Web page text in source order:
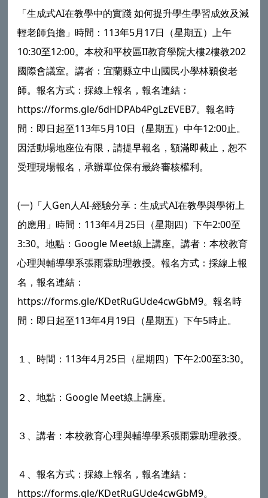
「生成式AI在教學中的實踐 如何提升學生學習成效及減
輕老師負擔」時間：113年5月17日（星期五）上午
10:30至12:00。本校和平校區II教育學院大樓2樓教202
國際會議室。講者：宜蘭縣立中山國民小學林穎俊老
師。報名方式：採線上報名，報名連結：
https://forms.gle/6dHDPAb4PgLzEVEB7。報名時
間：即日起至113年5月10日（星期五）中午12:00止。
因活動場地座位有限，請提早報名，額滿即截止，恕不
受理現場報名，承辦單位保有最終審核權利。
(一)「人Gen人AI-經驗分享：生成式AI在教學與學術上
的應用」時間：113年4月25日（星期四）下午2:00至
3:30。地點：Google Meet線上講座。講者：本校教育
心理與輔導學系張雨霖助理教授。報名方式：採線上報
名，報名連結：
https://forms.gle/KDetRuGUde4cwGbM9。報名時
間：即日起至113年4月19日（星期五）下午5時止。
１、時間：113年4月25日（星期四）下午2:00至3:30。
２、地點：Google Meet線上講座。
３、講者：本校教育心理與輔導學系張雨霖助理教授。
４、報名方式：採線上報名，報名連結：
https://forms.gle/KDetRuGUde4cwGbM9。